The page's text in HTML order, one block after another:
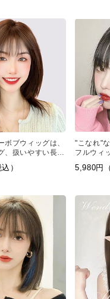
ボブウィッグは、
、扱いやすい長さ
）
"こなれ"
フルウィ
なれちゃ
5,980円